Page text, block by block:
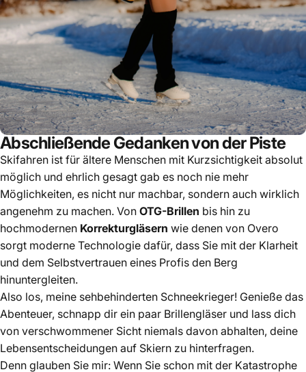
Abschließende Gedanken von der Piste
Skifahren ist für ältere Menschen mit Kurzsichtigkeit absolut
möglich und ehrlich gesagt gab es noch nie mehr
Möglichkeiten, es nicht nur machbar, sondern auch wirklich
angenehm zu machen. Von OTG-Brillen bis hin zu
hochmodernen Korrekturgläsern wie denen von Overo
sorgt moderne Technologie dafür, dass Sie mit der Klarheit
und dem Selbstvertrauen eines Profis den Berg
hinuntergleiten.
Also los, meine sehbehinderten Schneekrieger! Genieße das
Abenteuer, schnapp dir ein paar Brillengläser und lass dich
von verschwommener Sicht niemals davon abhalten, deine
Lebensentscheidungen auf Skiern zu hinterfragen.
Denn glauben Sie mir: Wenn Sie schon mit der Katastrophe